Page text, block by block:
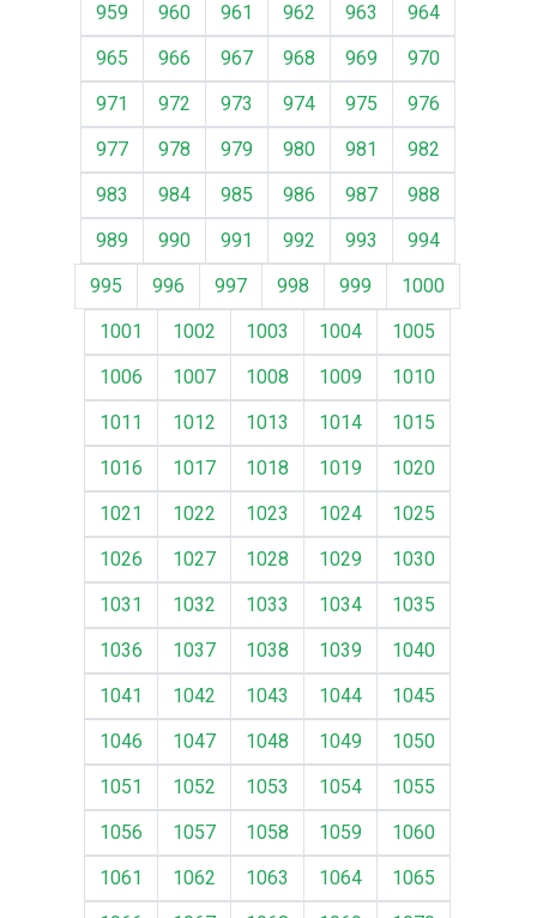
959
960 961 962 963
964
965
966 967 968 969
970
971
972 973 974 975
976
977
978 979 980 981
982
983
984 985 986 987
988
989
990 991 992 993
994
995
996 997 998 999
1000
1001
1002 1003 1004
1005
1006
1007 1008 1009
1010
1011
1012 1013 1014
1015
1016
1017 1018 1019
1020
1021
1022 1023 1024
1025
1026
1027 1028 1029
1030
1031
1032 1033 1034
1035
1036
1037 1038 1039
1040
1041
1042 1043 1044
1045
1046
1047 1048 1049
1050
1051
1052 1053 1054
1055
1056
1057 1058 1059
1060
1061
1062 1063 1064
1065